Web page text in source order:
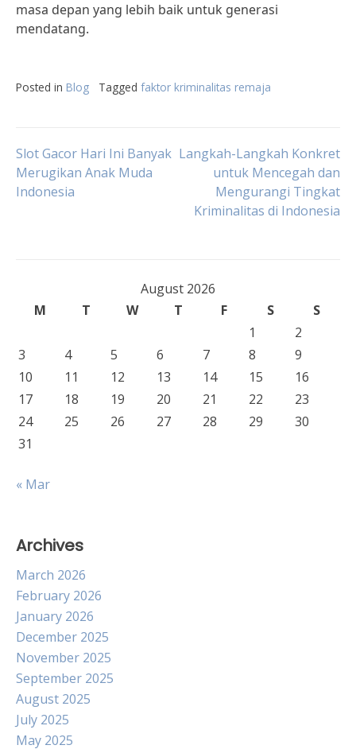
masa depan yang lebih baik untuk generasi
mendatang.
Posted in Blog Tagged faktor kriminalitas remaja
Post
navigation
Slot Gacor Hari Ini Banyak
Merugikan Anak Muda
Indonesia
Langkah-Langkah Konkret
untuk Mencegah dan
Mengurangi Tingkat
Kriminalitas di Indonesia
August 2026
M
T W T F S
S
1
2
3
4 5 6 7 8
9
10
11 12 13 14 15
16
17
18 19 20 21 22
23
24
25 26 27 28 29
30
31
« Mar
Archives
March 2026
February 2026
January 2026
December 2025
November 2025
September 2025
August 2025
July 2025
May 2025